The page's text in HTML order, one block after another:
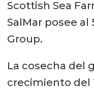
Scottish Sea
SalMar posee al
Group.
La cosecha del
crecimiento del